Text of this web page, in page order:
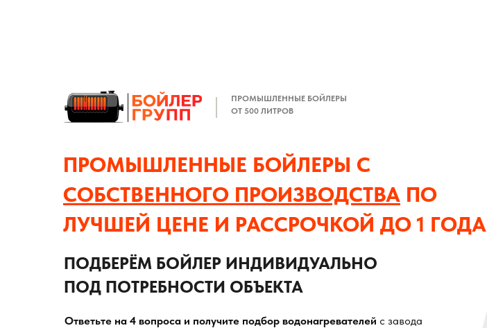
Ответьте на 4 вопроса и получите подбор водонагревателей с завода
ПРОМЫШЛЕННЫЕ БОЙЛЕРЫ С
СОБСТВЕННОГО ПРОИЗВОДСТВА ПО
ЛУЧШЕЙ ЦЕНЕ И РАССРОЧКОЙ ДО 1 ГОДА
ПОДБЕРЁМ БОЙЛЕР ИНДИВИДУАЛЬНО
ПОД ПОТРЕБНОСТИ ОБЪЕКТА
ПРОМЫШЛЕННЫЕ БОЙЛЕРЫ
ОТ 500 ЛИТРОВ